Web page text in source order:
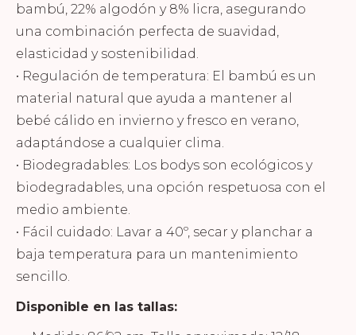
bambú, 22% algodón y 8% licra, asegurando
una combinación perfecta de suavidad,
elasticidad y sostenibilidad.
• Regulación de temperatura: El bambú es un
material natural que ayuda a mantener al
bebé cálido en invierno y fresco en verano,
adaptándose a cualquier clima.
• Biodegradables: Los bodys son ecológicos y
biodegradables, una opción respetuosa con el
medio ambiente.
• Fácil cuidado: Lavar a 40º, secar y planchar a
baja temperatura para un mantenimiento
sencillo.
Disponible en las tallas: